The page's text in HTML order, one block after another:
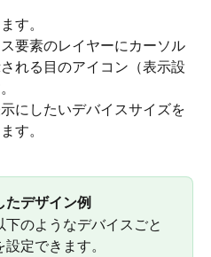
す。
要素のレイヤーにカーソル
れる目のアイコン （表示設
にしたいデバイスサイズを
す。
たデザイン例
のようなデバイスごと
定できます。